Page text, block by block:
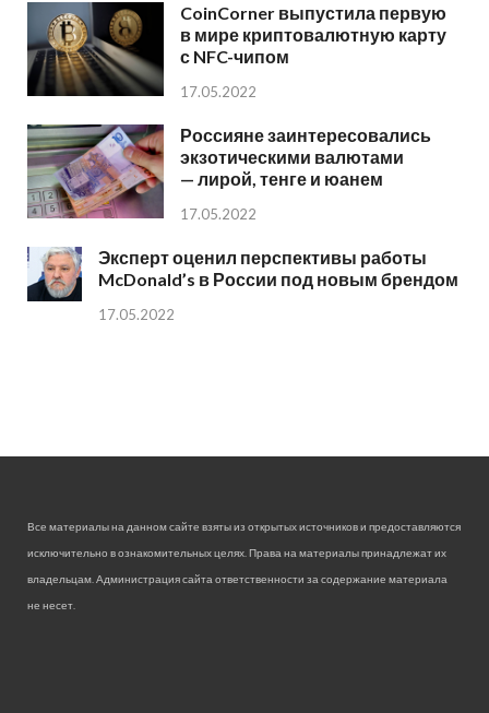
CoinCorner выпустила первую
в мире криптовалютную карту
с NFC-чипом
17.05.2022
Россияне заинтересовались
экзотическими валютами
— лирой, тенге и юанем
17.05.2022
Эксперт оценил перспективы работы
McDonald’s в России под новым брендом
17.05.2022
Все материалы на данном сайте взяты из открытых источников и предоставляются
исключительно в ознакомительных целях. Права на материалы принадлежат их
владельцам. Администрация сайта ответственности за содержание материала
не несет.